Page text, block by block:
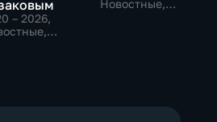
– 2026,
Новостные,